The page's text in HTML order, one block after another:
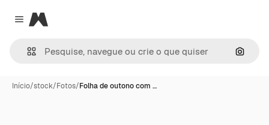
Close menu
Magnific
Início/stock/Fotos/Folha de outono com …